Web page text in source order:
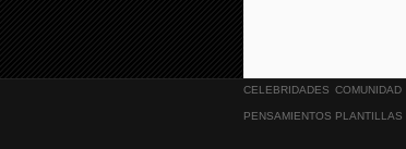
CELEBRIDADES COMUNIDAD
PENSAMIENTOS PLANTILLAS